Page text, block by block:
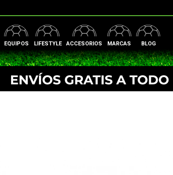
EQUIPOS LIFESTYLE ACCESORIOS MARCAS BLOG